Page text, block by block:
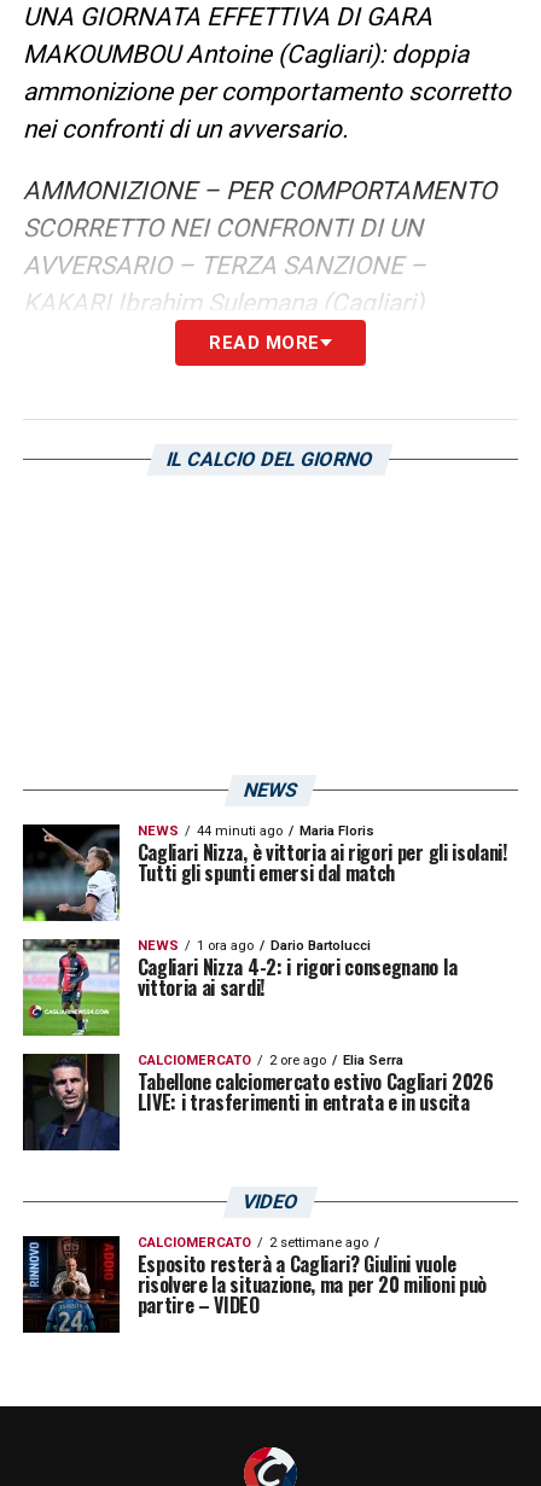
UNA GIORNATA EFFETTIVA DI GARA
MAKOUMBOU Antoine (Cagliari): doppia
ammonizione per comportamento scorretto
nei confronti di un avversario.
AMMONIZIONE – PER COMPORTAMENTO
SCORRETTO NEI CONFRONTI DI UN
AVVERSARIO – TERZA SANZIONE –
KAKARI Ibrahim Sulemana (Cagliari)
PER COMPORTAMENTO NON
VIOLA Benito Nicolas (Cagliari)”
READ MORE
IL CALCIO DEL GIORNO
NEWS
NEWS 44 minuti ago Maria Floris
Cagliari Nizza, è vittoria ai rigori per gli isolani!
Tutti gli spunti emersi dal match
NEWS 1 ora ago Dario Bartolucci
Cagliari Nizza 4-2: i rigori consegnano la
vittoria ai sardi!
CALCIOMERCATO 2 ore ago Elia Serra
Tabellone calciomercato estivo Cagliari 2026
LIVE: i trasferimenti in entrata e in uscita
VIDEO
CALCIOMERCATO 2 settimane ago
Esposito resterà a Cagliari? Giulini vuole
risolvere la situazione, ma per 20 milioni può
partire – VIDEO